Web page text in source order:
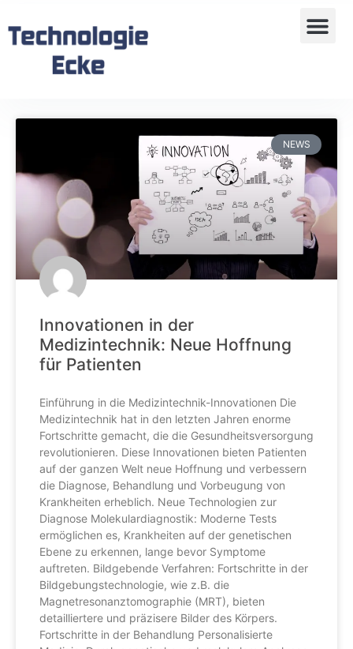
NEWS
Innovationen in der
Medizintechnik: Neue Hoffnung
für Patienten
Einführung in die Medizintechnik-Innovationen Die
Medizintechnik hat in den letzten Jahren enorme
Fortschritte gemacht, die die Gesundheitsversorgung
revolutionieren. Diese Innovationen bieten Patienten
auf der ganzen Welt neue Hoffnung und verbessern
die Diagnose, Behandlung und Vorbeugung von
Krankheiten erheblich. Neue Technologien zur
Diagnose Molekulardiagnostik: Moderne Tests
ermöglichen es, Krankheiten auf der genetischen
Ebene zu erkennen, lange bevor Symptome
auftreten. Bildgebende Verfahren: Fortschritte in der
Bildgebungstechnologie, wie z.B. die
Magnetresonanztomographie (MRT), bieten
detailliertere und präzisere Bilder des Körpers.
Fortschritte in der Behandlung Personalisierte